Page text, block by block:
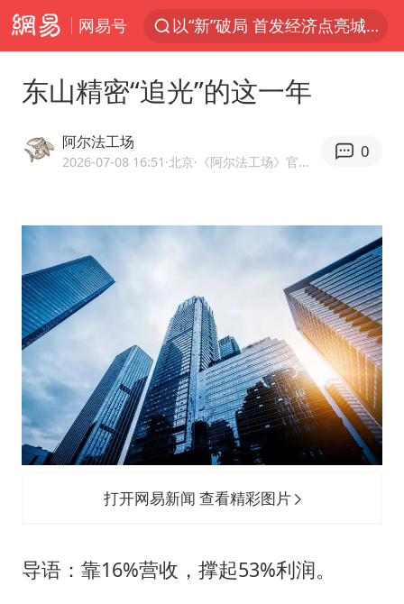
网易号
台风白海豚进入48小时警戒线
看守所辅警收受10万获刑1年
五粮液渠道价一箱上涨近百元
CIA被曝已秘密设立古巴工作组
U17国足1分钟轰2球
泰国一女公务员妆容引争议 本人回应
中国养老床位“三连降”
法国下周开始禁止未经同意的电话营销
多地要求领导干部带头休假
奋进开新局 实干挑大梁
东山精密“追光”的这一年
阿尔法工场
2026-07-08 16:51 ·北京 ·《阿尔法工场》官方网易号
0
打开网易新闻 查看精彩图片
导语：靠16%营收，撑起53%利润。